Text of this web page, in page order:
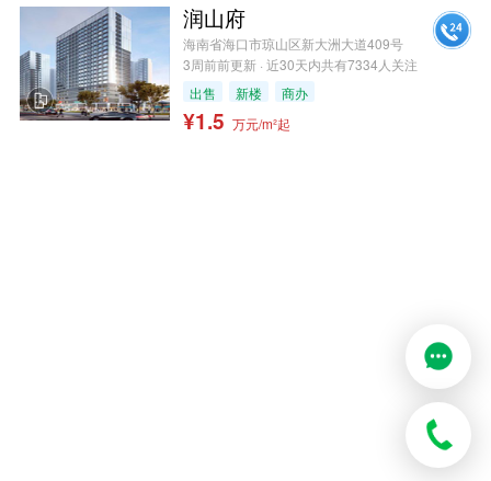
润山府
海南省海口市琼山区新大洲大道409号
3周前前更新 · 近30天内共有7334人关注
出售
新楼 商办
¥1.5 万元/m²起